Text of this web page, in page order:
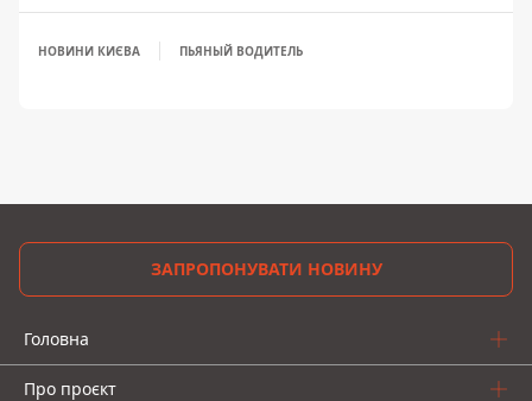
НОВИНИ КИЄВА ПЬЯНЫЙ ВОДИТЕЛЬ
ЗАПРОПОНУВАТИ НОВИНУ
Головна
Про проєкт